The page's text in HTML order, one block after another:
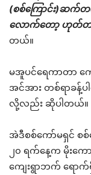
(စစ်ကြောင်း)ဆက်တ
လောက်တော့ ဟုတ်တ
တယ်။
မအူပင်ရေကာတာ က
အင်အား တစ်ရာခန့်ပ
လို့လည်း ဆိုပါတယ်။
အဲဒီစစ်ကော်မရှင် စ
၂၀ ရက်နေ့က မိုးကေ
ကျေးရွာဘက် ရေ